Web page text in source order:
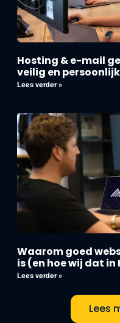
Hosting & e-mail
veilig en
Lees verder »
Waarom goed
is (en hoe wij dat
Lees verder »
Lees